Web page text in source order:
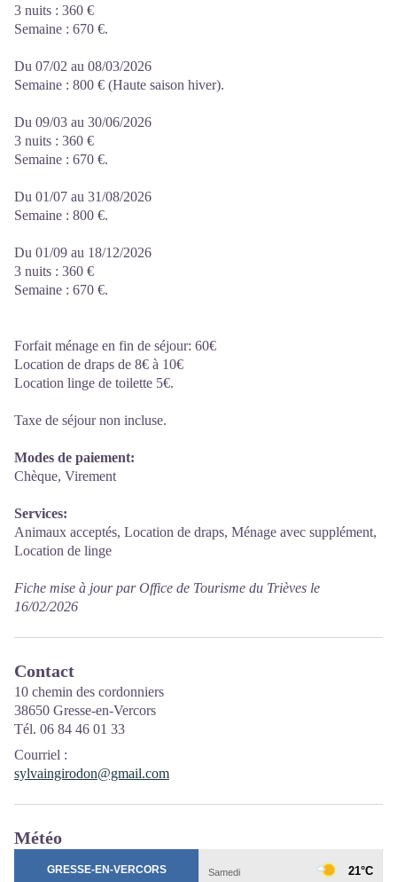
3 nuits : 360 €
Semaine : 670 €.
Du 07/02 au 08/03/2026
Semaine : 800 € (Haute saison hiver).
Du 09/03 au 30/06/2026
3 nuits : 360 €
Semaine : 670 €.
Du 01/07 au 31/08/2026
Semaine : 800 €.
Du 01/09 au 18/12/2026
3 nuits : 360 €
Semaine : 670 €.
Forfait ménage en fin de séjour: 60€
Location de draps de 8€ à 10€
Location linge de toilette 5€.
Taxe de séjour non incluse.
Modes de paiement:
Chèque, Virement
Services:
Animaux acceptés, Location de draps, Ménage avec supplément,
Location de linge
Fiche mise à jour par Office de Tourisme du Trièves le
16/02/2026
Contact
10 chemin des cordonniers
38650 Gresse-en-Vercors
Tél. 06 84 46 01 33
Courriel :
sylvaingirodon@gmail.com
Météo